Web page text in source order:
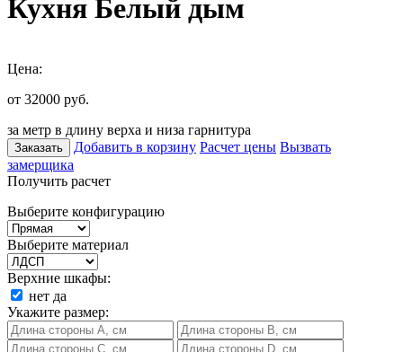
Кухня Белый дым
Цена:
от 32000 руб.
за метр в длину верха и низа гарнитура
Заказать Добавить в корзину Расчет цены Вызвать
замерщика
Получить расчет
Выберите конфигурацию
Выберите материал
Верхние шкафы:
нет да
Укажите размер: